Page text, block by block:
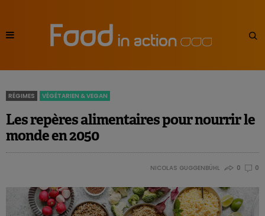
RÉGIMES VÉGÉTARIEN & VEGAN
Les repères alimentaires pour nourrir le
monde en 2050
NICOLAS GUGGENBÜHL 0 0